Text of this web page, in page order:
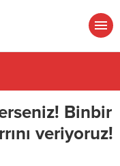
Binbir
veriyoruz!